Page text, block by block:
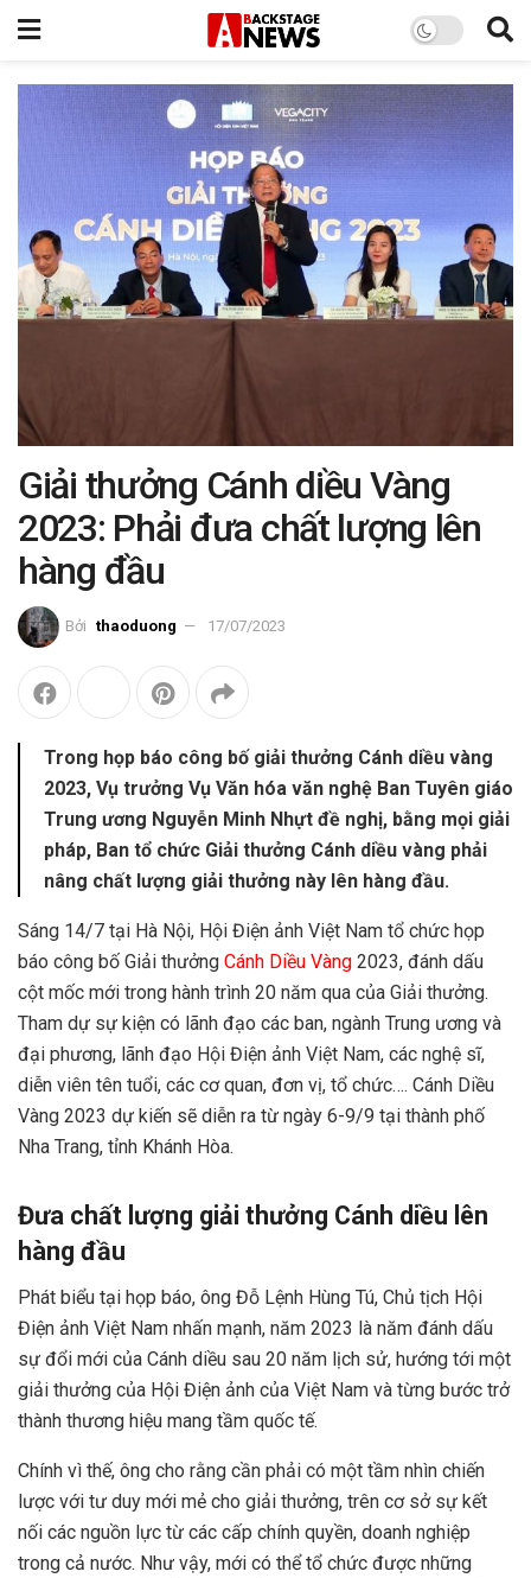
Giải thưởng Cánh diều Vàng
2023: Phải đưa chất lượng lên
hàng đầu
Bởi thaoduong 17/07/2023
Trong họp báo công bố giải thưởng Cánh diều vàng
2023, Vụ trưởng Vụ Văn hóa văn nghệ Ban Tuyên giáo
Trung ương Nguyễn Minh Nhựt đề nghị, bằng mọi giải
pháp, Ban tổ chức Giải thưởng Cánh diều vàng phải
nâng chất lượng giải thưởng này lên hàng đầu.
Sáng 14/7 tại Hà Nội, Hội Điện ảnh Việt Nam tổ chức họp
báo công bố Giải thưởng Cánh Diều Vàng 2023, đánh dấu
cột mốc mới trong hành trình 20 năm qua của Giải thưởng.
Tham dự sự kiện có lãnh đạo các ban, ngành Trung ương và
đại phương, lãnh đạo Hội Điện ảnh Việt Nam, các nghệ sĩ,
diễn viên tên tuổi, các cơ quan, đơn vị, tổ chức…. Cánh Diều
Vàng 2023 dự kiến sẽ diễn ra từ ngày 6-9/9 tại thành phố
Nha Trang, tỉnh Khánh Hòa.
Đưa chất lượng giải thưởng Cánh diều lên
hàng đầu
Phát biểu tại họp báo, ông Đỗ Lệnh Hùng Tú, Chủ tịch Hội
Điện ảnh Việt Nam nhấn mạnh, năm 2023 là năm đánh dấu
sự đổi mới của Cánh diều sau 20 năm lịch sử, hướng tới một
giải thưởng của Hội Điện ảnh của Việt Nam và từng bước trở
thành thương hiệu mang tầm quốc tế.
Chính vì thế, ông cho rằng cần phải có một tầm nhìn chiến
lược với tư duy mới mẻ cho giải thưởng, trên cơ sở sự kết
nối các nguồn lực từ các cấp chính quyền, doanh nghiệp
trong cả nước. Như vậy, mới có thể tổ chức được những